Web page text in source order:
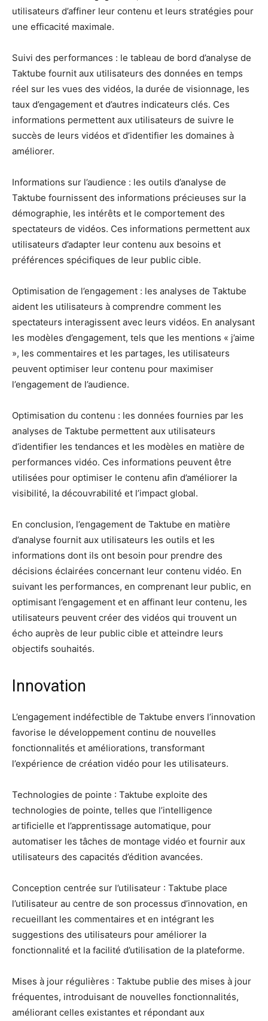
utilisateurs d’affiner leur contenu et leurs stratégies pour
une efficacité maximale.
Suivi des performances : le tableau de bord d’analyse de
Taktube fournit aux utilisateurs des données en temps
réel sur les vues des vidéos, la durée de visionnage, les
taux d’engagement et d’autres indicateurs clés. Ces
informations permettent aux utilisateurs de suivre le
succès de leurs vidéos et d’identifier les domaines à
améliorer.
Informations sur l’audience : les outils d’analyse de
Taktube fournissent des informations précieuses sur la
démographie, les intérêts et le comportement des
spectateurs de vidéos. Ces informations permettent aux
utilisateurs d’adapter leur contenu aux besoins et
préférences spécifiques de leur public cible.
Optimisation de l’engagement : les analyses de Taktube
aident les utilisateurs à comprendre comment les
spectateurs interagissent avec leurs vidéos. En analysant
les modèles d’engagement, tels que les mentions « j’aime
», les commentaires et les partages, les utilisateurs
peuvent optimiser leur contenu pour maximiser
l’engagement de l’audience.
Optimisation du contenu : les données fournies par les
analyses de Taktube permettent aux utilisateurs
d’identifier les tendances et les modèles en matière de
performances vidéo. Ces informations peuvent être
utilisées pour optimiser le contenu afin d’améliorer la
visibilité, la découvrabilité et l’impact global.
En conclusion, l’engagement de Taktube en matière
d’analyse fournit aux utilisateurs les outils et les
informations dont ils ont besoin pour prendre des
décisions éclairées concernant leur contenu vidéo. En
suivant les performances, en comprenant leur public, en
optimisant l’engagement et en affinant leur contenu, les
utilisateurs peuvent créer des vidéos qui trouvent un
écho auprès de leur public cible et atteindre leurs
objectifs souhaités.
Innovation
L’engagement indéfectible de Taktube envers l’innovation
favorise le développement continu de nouvelles
fonctionnalités et améliorations, transformant
l’expérience de création vidéo pour les utilisateurs.
Technologies de pointe : Taktube exploite des
technologies de pointe, telles que l’intelligence
artificielle et l’apprentissage automatique, pour
automatiser les tâches de montage vidéo et fournir aux
utilisateurs des capacités d’édition avancées.
Conception centrée sur l’utilisateur : Taktube place
l’utilisateur au centre de son processus d’innovation, en
recueillant les commentaires et en intégrant les
suggestions des utilisateurs pour améliorer la
fonctionnalité et la facilité d’utilisation de la plateforme.
Mises à jour régulières : Taktube publie des mises à jour
fréquentes, introduisant de nouvelles fonctionnalités,
améliorant celles existantes et répondant aux